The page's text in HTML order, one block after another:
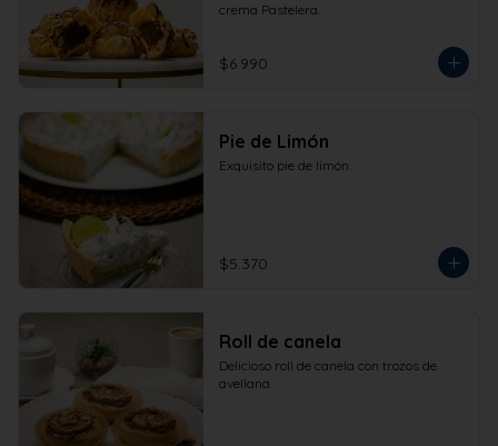
crema Pastelera.
$6.990
Pie de Limón
Exquisito pie de limón.
$5.370
Roll de canela
Delicioso roll de canela con trozos de
avellana.